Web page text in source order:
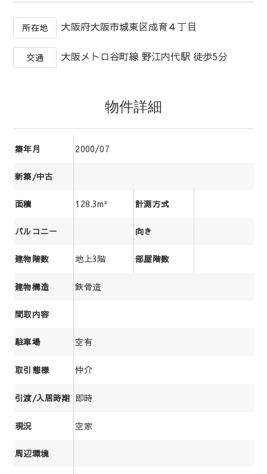
所在地 大阪府大阪市城東区成育４丁目
交通 大阪メトロ谷町線 野江内代駅 徒歩5分
物件詳細
築年月 2000/07
新築/中古
面積 128.3m² 計測方式
バルコニー 向き
建物階数 地上3階 部屋階数
建物構造 鉄骨造
間取内容
駐車場 空有
取引態様 仲介
引渡/入居時期 即時
現況 空家
周辺環境